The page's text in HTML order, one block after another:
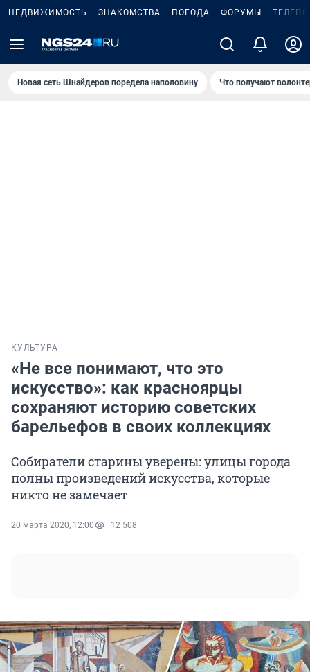
НЕДВИЖИМОСТЬ ЗНАКОМСТВА ПОГОДА ФОРУМЫ
Новая сеть Шнайдеров поредела наполовину Что получают
КУЛЬТУРА
«Не все понимают, что это
искусство»: как красноярцы
сохраняют историю советских
барельефов в своих коллекциях
Собиратели старины уверены: улицы города
полны произведений искусства, которые
никто не замечает
20 марта 2020, 12:00 12 508